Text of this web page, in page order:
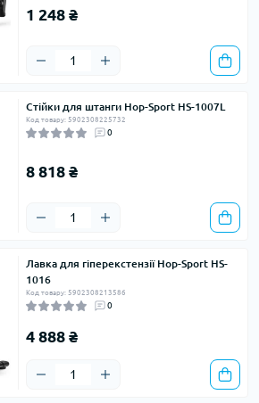
1 248 ₴
Стійки для штанги Hop-Sport HS-1007L
Код товару: 5902308225732
0
8 818 ₴
Лавка для гіперекстензії Hop-Sport HS-
1016
Код товару: 5902308213586
0
4 888 ₴